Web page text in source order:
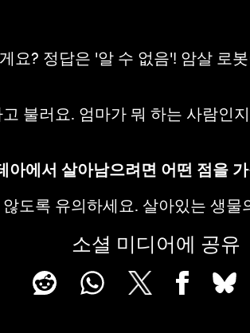
요? 정답은 '알 수 없음'! 암살 로
불러요. 엄마가 뭐 하는 사람인
에서 살아남으려면 어떤 점을
도록 유의하세요. 살아있는 생
소셜 미디어에 공유